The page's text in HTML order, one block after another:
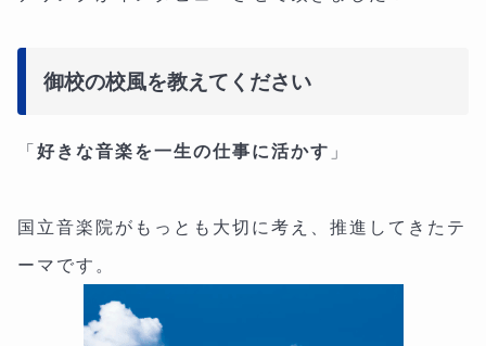
御校の校風を教えてください
「好きな音楽を一生の仕事に活かす 」
国立音楽院がもっとも大切に考え、推進してきたテ
ーマです。